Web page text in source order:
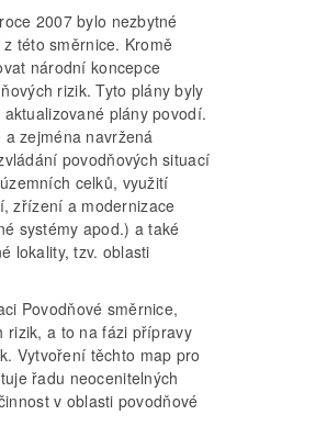
2007 bylo nezbytné
této směrnice. Kromě
národní koncepce
rizik. Tyto plány byly
plány povodí.
zejména navržená
povodňových situací
celků, využití
zřízení a modernizace
systémy apod.) a také
lokality, tzv. oblasti
Povodňové směrnice,
rizik, a to na fázi přípravy
Vytvoření těchto map pro
řadu neocenitelných
v oblasti povodňové